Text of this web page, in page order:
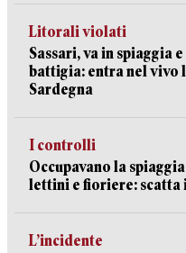
Litorali violati
Sassari, va in spiaggia
battigia: entra nel vivo
Sardegna
I controlli
Occupavano la
lettini e fioriere: scatta
L’incidente